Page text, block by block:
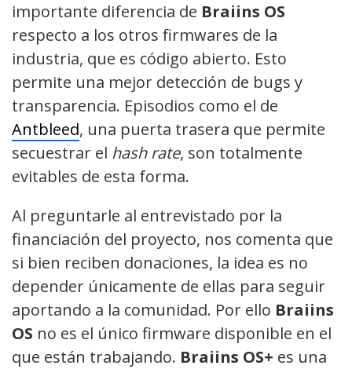
importante diferencia de Braiins OS
respecto a los otros firmwares de la
industria, que es código abierto. Esto
permite una mejor detección de bugs y
transparencia. Episodios como el de
Antbleed, una puerta trasera que permite
secuestrar el hash rate, son totalmente
evitables de esta forma.
Al preguntarle al entrevistado por la
financiación del proyecto, nos comenta que
si bien reciben donaciones, la idea es no
depender únicamente de ellas para seguir
aportando a la comunidad. Por ello Braiins
OS no es el único firmware disponible en el
que están trabajando. Braiins OS+ es una